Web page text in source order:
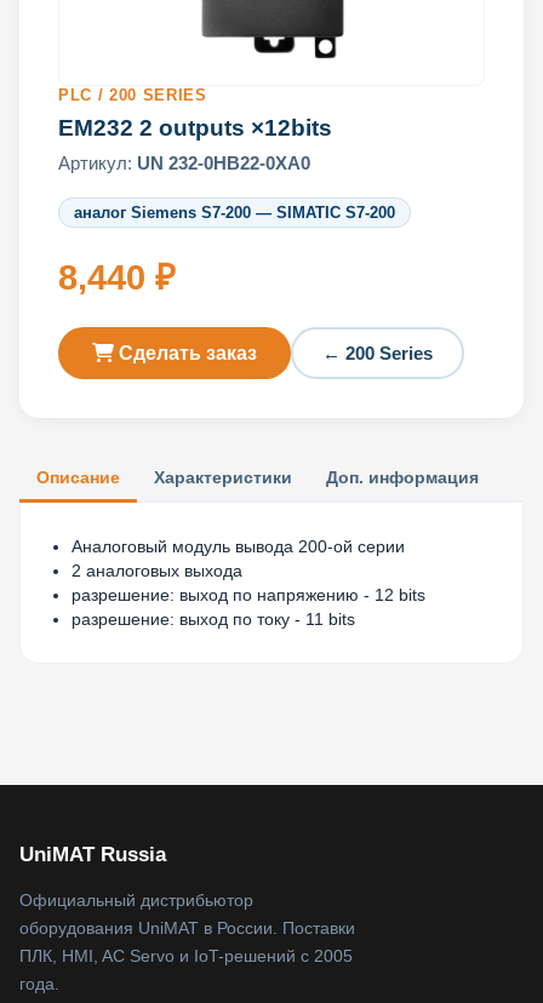
PLC / 200 SERIES
EM232 2 outputs ×12bits
Артикул: UN 232-0HB22-0XA0
аналог Siemens S7-200 — SIMATIC S7-200
8,440 ₽
Сделать заказ ← 200 Series
Описание Характеристики Доп. информация
Аналоговый модуль вывода 200-ой серии
2 аналоговых выхода
разрешение: выход по напряжению - 12 bits
разрешение: выход по току - 11 bits
UniMAT Russia
Официальный дистрибьютор
оборудования UniMAT в России. Поставки
ПЛК, HMI, AC Servo и IoT-решений с 2005
года.